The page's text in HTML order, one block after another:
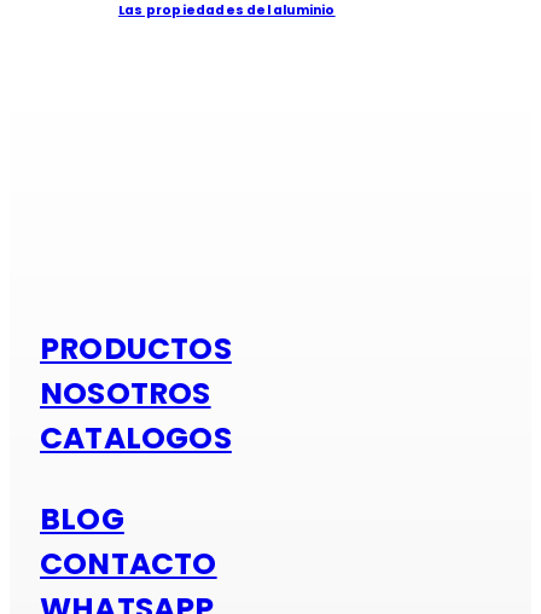
Las propiedades del aluminio
PRODUCTOS
NOSOTROS
CATALOGOS
BLOG
CONTACTO